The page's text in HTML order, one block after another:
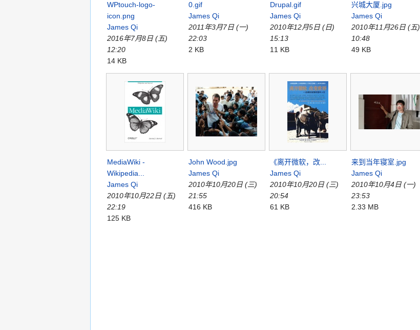
WPtouch-logo-
icon.png
James Qi
2016年7月8日 (五)
12:20
14 KB
0.gif
James Qi
2011年3月7日 (一)
22:03
2 KB
Drupal.gif
James Qi
2010年12月5日 (日)
15:13
11 KB
兴城大厦.jpg
James Qi
2010年11月26日 (五)
10:48
49 KB
MediaWiki -
Wikipedia...
James Qi
2010年10月22日 (五)
22:19
125 KB
John Wood.jpg
James Qi
2010年10月20日 (三)
21:55
416 KB
《离开微软，改...
James Qi
2010年10月20日 (三)
20:54
61 KB
来到当年寝室.jpg
James Qi
2010年10月4日 (一)
23:53
2.33 MB